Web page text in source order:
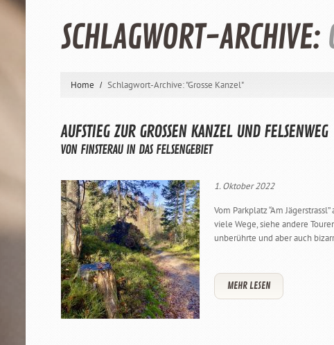
SCHLAGWORT-ARCHIVE:
Home Schlagwort-Archive: "Grosse Kanzel"
AUFSTIEG ZUR GROSSEN KANZEL UND FELSENWEG
VON FINSTERAU IN DAS FELSENGEBIET
1. Oktober 2022
Vom Parkplatz “Am
viele Wege, siehe andere
unberührte und aber auch
MEHR LESEN